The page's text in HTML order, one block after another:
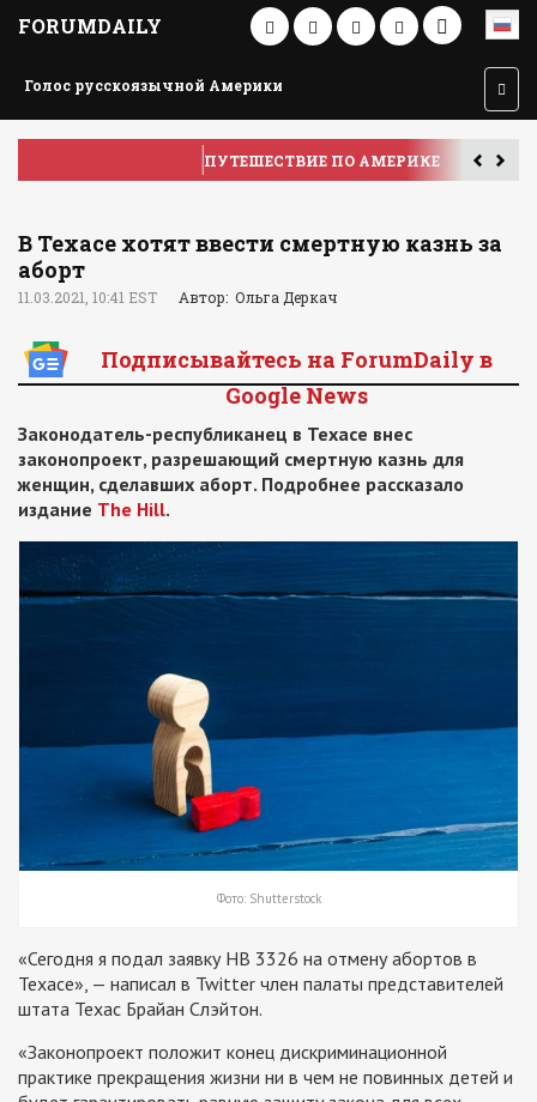
FORUMDAILY
Голос русскоязычной Америки
ПУТЕШЕСТВИЕ ПО АМЕРИКЕ
В Техасе хотят ввести смертную казнь за
аборт
11.03.2021, 10:41 EST Автор: Ольга Деркач
Подписывайтесь на ForumDaily в
Google News
Законодатель-республиканец в Техасе внес
законопроект, разрешающий смертную казнь для
женщин, сделавших аборт. Подробнее рассказало
издание The Hill.
Фото: Shutterstock
«Сегодня я подал заявку HB 3326 на отмену абортов в
Техасе», — написал в Twitter член палаты представителей
штата Техас Брайан Слэйтон.
«Законопроект положит конец дискриминационной
практике прекращения жизни ни в чем не повинных детей и